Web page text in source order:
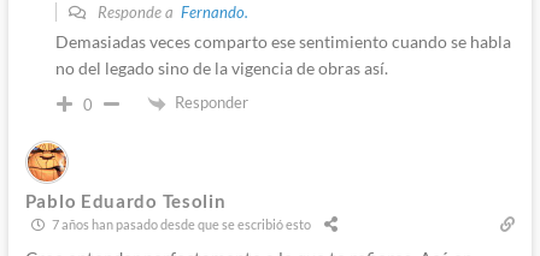
Responde a Fernando.
Demasiadas veces comparto ese sentimiento cuando se habla
no del legado sino de la vigencia de obras así.
0 Responder
Pablo Eduardo Tesolin
7 años han pasado desde que se escribió esto